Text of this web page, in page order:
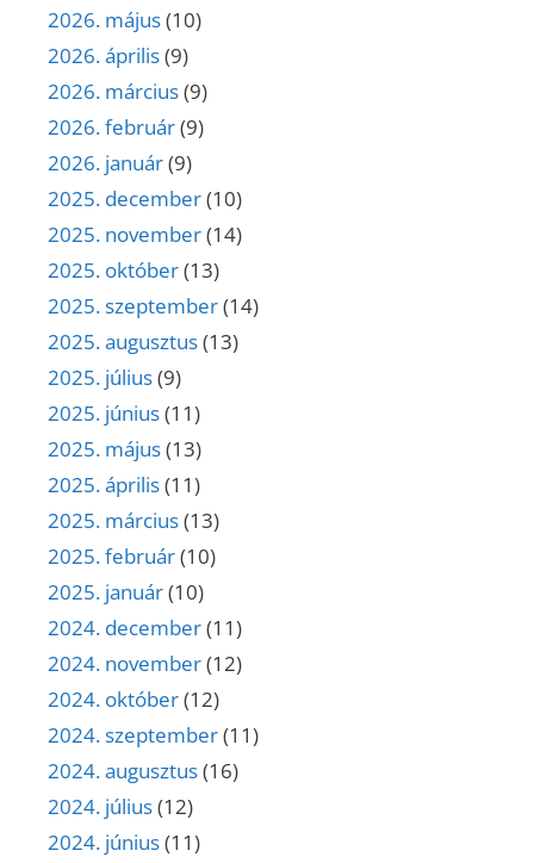
2026. május(10)
2026. április(9)
2026. március(9)
2026. február(9)
2026. január(9)
2025. december(10)
2025. november(14)
2025. október(13)
2025. szeptember(14)
2025. augusztus(13)
2025. július(9)
2025. június(11)
2025. május(13)
2025. április(11)
2025. március(13)
2025. február(10)
2025. január(10)
2024. december(11)
2024. november(12)
2024. október(12)
2024. szeptember(11)
2024. augusztus(16)
2024. július(12)
2024. június(11)